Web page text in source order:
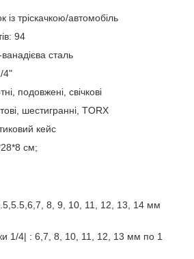
із тріскачкою/автомобіль
94
сталь
4"
подовжені, свічкові
шестигранні, TORX
кейс
см;
8, 9, 10, 11, 12, 13, 14 мм
1/4| : 6,7, 8, 10, 11, 12, 13 мм по 1